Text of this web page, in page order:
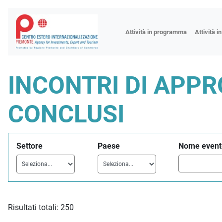
Attività in programma Attività
Fiere
Focus
INCONTRI DI
CONCLUSI
Settore Paese Nome
Risultati totali: 250